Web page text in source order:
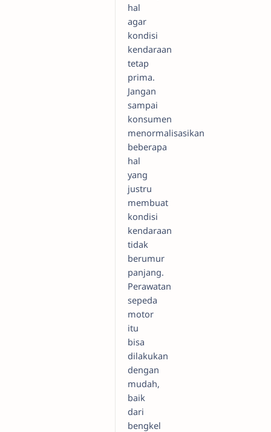
hal
agar
kondisi
kendaraan
tetap
prima.
Jangan
sampai
konsumen
menormalisasikan
beberapa
hal
yang
justru
membuat
kondisi
kendaraan
tidak
berumur
panjang.
Perawatan
sepeda
motor
itu
bisa
dilakukan
dengan
mudah,
baik
dari
bengkel